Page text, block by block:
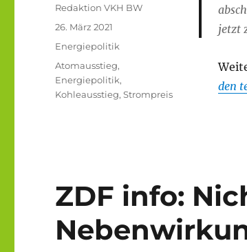
jetzt
den
Autor
Redaktion VKH BW
Veröffentlicht
26. März 2021
Kategorien
Energiepolitik
Schlagwörter
Atomausstieg,
Energiepolitik,
Kohleausstieg,Strompreis
ZDF info: